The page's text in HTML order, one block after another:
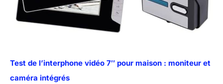
Test de l’interphone vidéo 7″ pour maison : moniteur et
caméra intégrés